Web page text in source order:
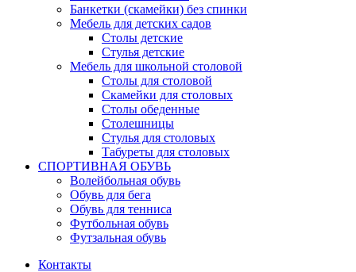
Банкетки (скамейки) без спинки
Мебель для детских садов
Столы детские
Стулья детские
Мебель для школьной столовой
Столы для столовой
Скамейки для столовых
Столы обеденные
Столешницы
Стулья для столовых
Табуреты для столовых
СПОРТИВНАЯ ОБУВЬ
Волейбольная обувь
Обувь для бега
Обувь для тенниса
Футбольная обувь
Футзальная обувь
Контакты